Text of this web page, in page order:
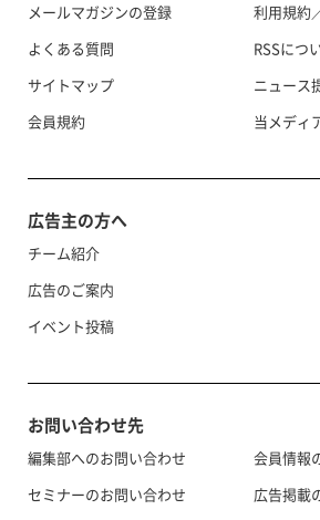
メールマガジンの登録
よくある質問
サイトマップ
会員規約
利用規約
RSSにつ
ニュース
当メディ
広告主の方へ
チーム紹介
広告のご案内
イベント投稿
お問い合わせ先
編集部へのお問い合わせ
セミナーのお問い合わせ
会員情報
広告掲載